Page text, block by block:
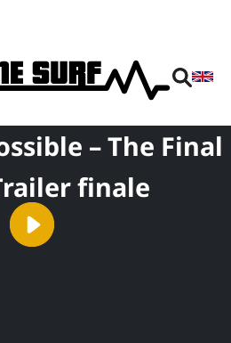
– The Final
finale